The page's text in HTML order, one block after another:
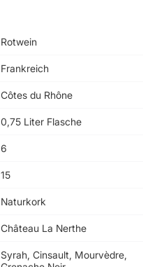
Rotwein
Frankreich
Côtes du Rhône
0,75 Liter Flasche
6
15
Naturkork
Château La Nerthe
Syrah, Cinsault, Mourvèdre,